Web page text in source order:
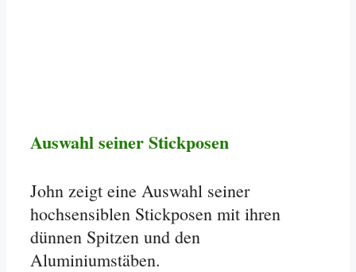
Auswahl seiner Stickposen
John zeigt eine Auswahl seiner
hochsensiblen Stickposen mit ihren
dünnen Spitzen und den
Aluminiumstäben.